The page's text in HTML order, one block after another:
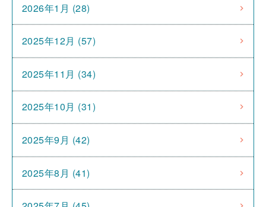
2026年1月 (28)
2025年12月 (57)
2025年11月 (34)
2025年10月 (31)
2025年9月 (42)
2025年8月 (41)